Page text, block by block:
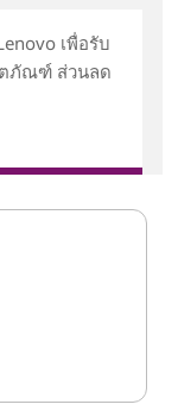
เพื่อรับ
ตภัณฑ์ ส่วนลด